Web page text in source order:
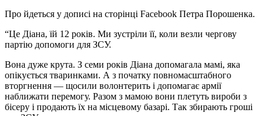
Про йдеться у дописі на сторінці Facebook Петра Порошенка.
“Це Діана, їй 12 років. Ми зустріли її, коли везли чергову
партію допомоги для ЗСУ.
Вона дуже крута. З семи років Діана допомагала мамі, яка
опікується тваринками. А з початку повномасштабного
вторгнення — щосили волонтерить і допомагає армії
наближати перемогу. Разом з мамою вони плетуть вироби з
бісеру і продають їх на місцевому базарі. Так збирають гроші